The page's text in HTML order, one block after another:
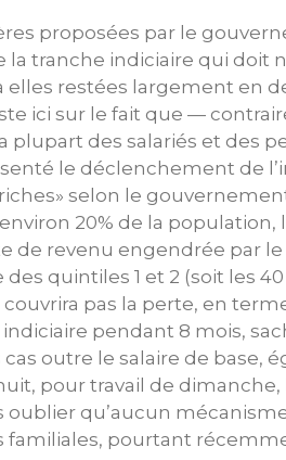
proposées par le
tranche indiciaire qui doit
restées largement en
ici sur le fait que —
des salariés et des
le déclenchement de
selon le
20% de la population,
de revenu engendrée par
quintiles 1 et 2 (soit les
pas la perte, en
pendant 8 mois,
outre le salaire de base,
pour travail de dimanche,
oublier qu’aucun
familiales, pourtant